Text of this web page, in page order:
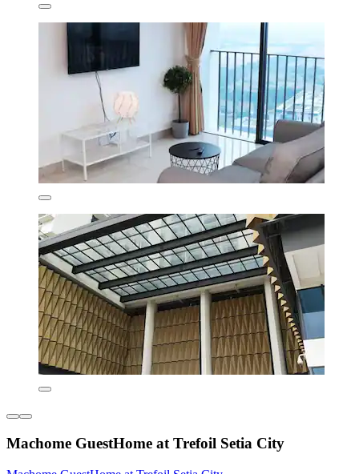
Machome GuestHome at Trefoil Setia City